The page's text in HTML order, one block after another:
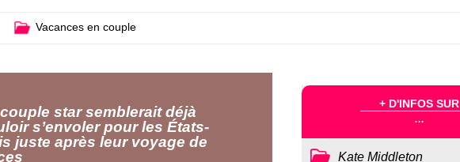
Vacances en couple
star semblerait déjà
s’envoler pour les États-
juste après leur voyage de
+ D'INFOS SUR
...
Kate Middleton